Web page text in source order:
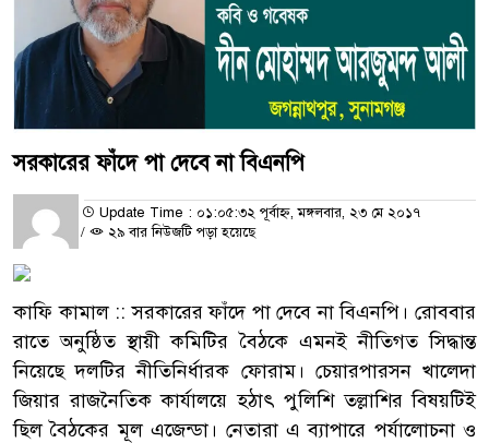
সরকারের ফাঁদে পা দেবে না বিএনপি
Update Time : ০১:০৫:৩২ পূর্বাহ্ন, মঙ্গলবার, ২৩ মে ২০১৭
/
২৯ বার নিউজটি পড়া হয়েছে
কাফি কামাল :: সরকারের ফাঁদে পা দেবে না বিএনপি। রোববার
রাতে অনুষ্ঠিত স্থায়ী কমিটির বৈঠকে এমনই নীতিগত সিদ্ধান্ত
নিয়েছে দলটির নীতিনির্ধারক ফোরাম। চেয়ারপারসন খালেদা
জিয়ার রাজনৈতিক কার্যালয়ে হঠাৎ পুলিশি তল্লাশির বিষয়টিই
ছিল বৈঠকের মূল এজেন্ডা। নেতারা এ ব্যাপারে পর্যালোচনা ও